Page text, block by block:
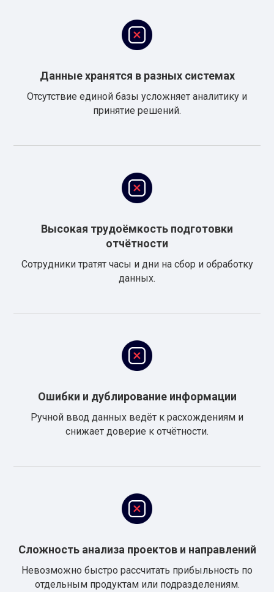
Данные хранятся в разных системах
Отсутствие единой базы усложняет аналитику и
принятие решений.
Высокая трудоёмкость подготовки
отчётности
Сотрудники тратят часы и дни на сбор и обработку
данных.
Ошибки и дублирование информации
Ручной ввод данных ведёт к расхождениям и
снижает доверие к отчётности.
Сложность анализа проектов и направлений
Невозможно быстро рассчитать прибыльность по
отдельным продуктам или подразделениям.